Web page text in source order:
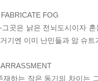
FOG
곳은 낡은 전뇌도시이자
기엔 이미 난민들과 암 슈
재하는 작은 동기의 차이는